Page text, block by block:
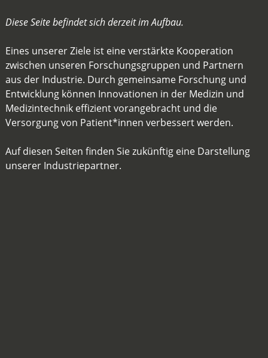
Diese Seite befindet sich derzeit im Aufbau.
Eines unserer Ziele ist eine verstärkte Kooperation
zwischen unseren Forschungsgruppen und Partnern
aus der Industrie. Durch gemeinsame Forschung und
Entwicklung können Innovationen in der Medizin und
Medizintechnik effizient vorangebracht und die
Versorgung von Patient*innen verbessert werden.
Auf diesen Seiten finden Sie zukünftig eine Darstellung
unserer Industriepartner.